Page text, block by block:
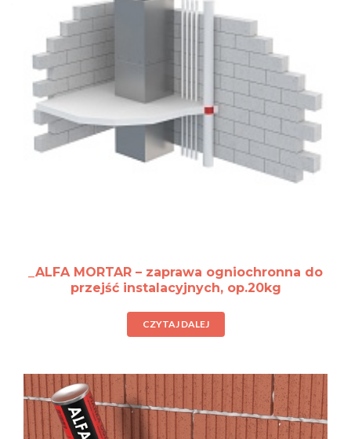
_ALFA MORTAR – zaprawa ogniochronna do
przejść instalacyjnych, op.20kg
CZYTAJ DALEJ